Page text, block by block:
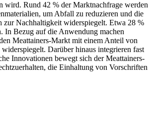
wird. Rund 42 % der Marktnachfrage werden
um Abfall zu reduzieren und die
zur Nachhaltigkeit widerspiegelt. Etwa 28 %
In Bezug auf die Anwendung machen
Meattainers-Markt mit einem Anteil von
Darüber hinaus integrieren fast
Innovationen bewegt sich der Meattainers-
die Einhaltung von Vorschriften